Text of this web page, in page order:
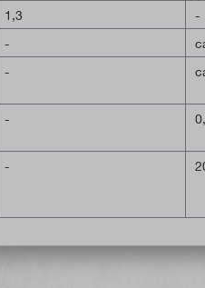
werden.Durch eine
Universal-Polierpaste extra-
fein" erhält man in vielen
Fällen einen Spiegelglanz.Die
Polierpaste sollte bei
verwendet werden. Bei Frost
1,3 -
-
-
-
-